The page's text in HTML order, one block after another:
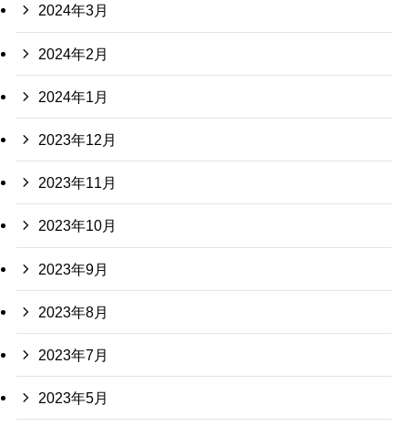
2024年3月
2024年2月
2024年1月
2023年12月
2023年11月
2023年10月
2023年9月
2023年8月
2023年7月
2023年5月